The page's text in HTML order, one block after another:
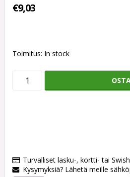
€9,03
Toimitus: In stock
Turvalliset lasku-, kortti- tai
Kysymyksiä? Lähetä meille